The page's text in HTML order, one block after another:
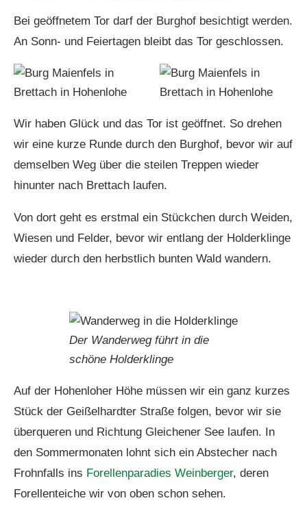
Bei geöffnetem Tor darf der Burghof besichtigt werden.
An Sonn- und Feiertagen bleibt das Tor geschlossen.
Wir haben Glück und das Tor ist geöffnet. So drehen
wir eine kurze Runde durch den Burghof, bevor wir auf
demselben Weg über die steilen Treppen wieder
hinunter nach Brettach laufen.
Von dort geht es erstmal ein Stückchen durch Weiden,
Wiesen und Felder, bevor wir entlang der Holderklinge
wieder durch den herbstlich bunten Wald wandern.
Der Wanderweg führt in die
schöne Holderklinge
Auf der Hohenloher Höhe müssen wir ein ganz kurzes
Stück der Geißelhardter Straße folgen, bevor wir sie
überqueren und Richtung Gleichener See laufen. In
den Sommermonaten lohnt sich ein Abstecher nach
Frohnfalls ins Forellenparadies Weinberger, deren
Forellenteiche wir von oben schon sehen.